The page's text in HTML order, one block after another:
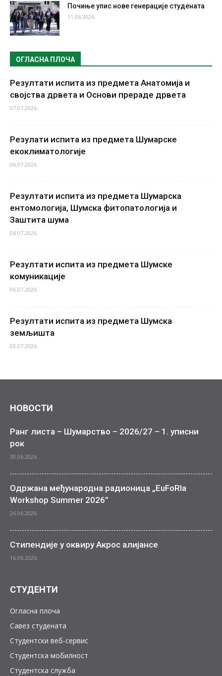
Почиње упис нове генерације студената
11.06.2026.
ОГЛАСНА ПЛОЧА
Резултати испита из предмета Анатомија и
својства дрвета и Основи прераде дрвета
07.07.2026.
Резулати испита из предмета Шумарске
екоклиматологије
06.07.2026.
Резултати испита из предмета Шумарска
ентомологија, Шумска фитопатологија и
Заштита шума
06.07.2026.
Резултати испита из предмета Шумске
комуникације
06.07.2026.
Резултати испита из предмета Шумска
земљишта
03.07.2026.
НОВОСТИ
Ранг листа – Шумарство – 2026/27 – 1. уписни
рок
30.06.2026.
Одржана међународна радионица „EuFoRIa
Workshop Summer 2026”
26.06.2026.
Стипендије у оквиру Акрос алијансе
16.06.2026.
СТУДЕНТИ
Огласна плоча
Савез студената
Студентски веб-сервис
Студентска мобилност
Студентска служба